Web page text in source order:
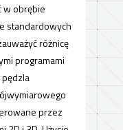
w obrębie
standardowych
różnicę
programami
pędzla
przez